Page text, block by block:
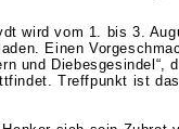
wird vom 1. bis 3.
Einen
und Diebesgesindel“,
Treffpunkt ist